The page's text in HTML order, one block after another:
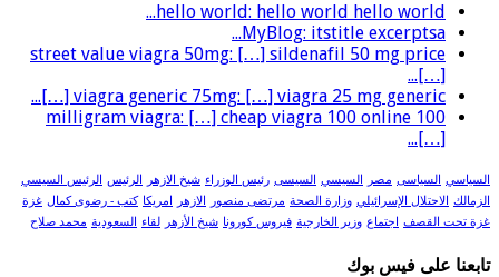
hello world: hello world hello world...
MyBlog: itstitle excerptsa...
street value viagra 50mg: […] sildenafil 50 mg price
[…]...
viagra generic 75mg: […] viagra 25 mg generic […]...
100 milligram viagra: […] cheap viagra 100 online
[…]...
السياسي السياسى مصر السيسي السيسى رئيس الوزراء شيخ الازهر الرئيس الرئيس السيسي
الزمالك الاحتلال الإسرائيلي وزارة الصحة مرتضى منصور الازهر امريكا كتب - رضوى كمال غزة
غزة تحت القصف
اجتماع وزير الخارجية فيروس كورونا شيخ الأزهر لقاء السعودية محمد صلاح
تابعنا على فيس بوك